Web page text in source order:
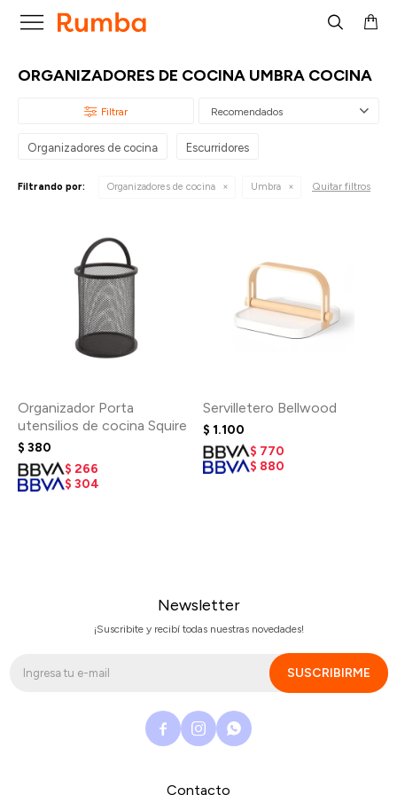

ORGANIZADORES DE COCINA UMBRA COCINA
Recomendados
Organizadores de cocina Escurridores
Filtrando por: Organizadores de cocina Umbra Quitar filtros
Organizador Porta
utensilios de cocina Squire
$ 380
$ 266
$ 304
Servilletero Bellwood
$ 1.100
$ 770
$ 880
Contacto
Newsletter
¡Suscribite y recibí todas nuestras novedades!
SUSCRIBIRME
  